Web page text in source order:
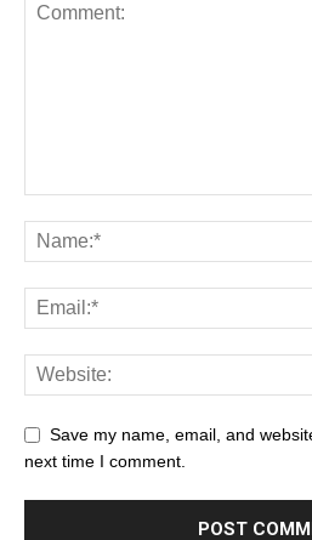
Save my name, email, and
next time I comment.